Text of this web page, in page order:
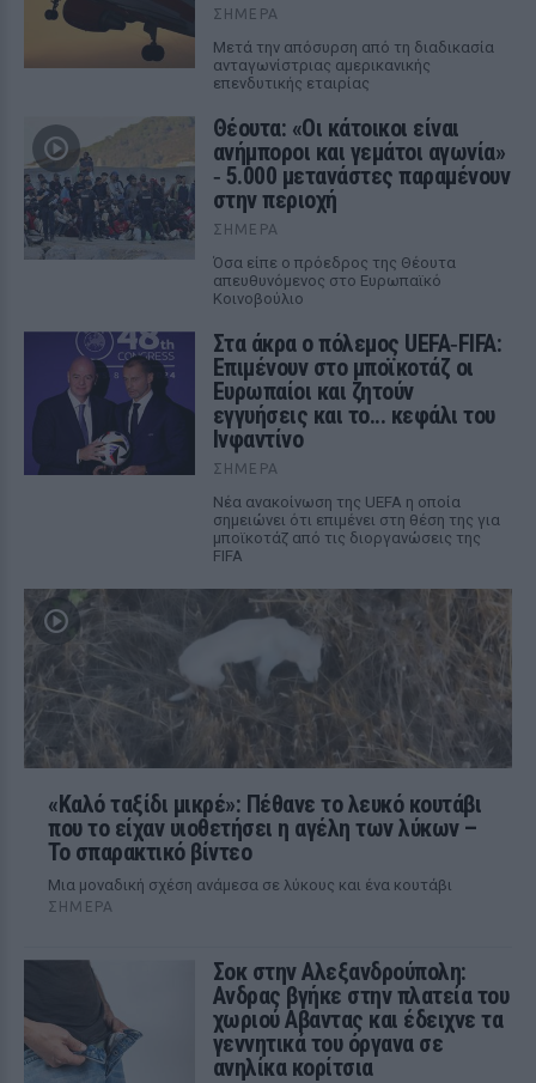
ΣΉΜΕΡΑ
Μετά την απόσυρση από τη διαδικασία
ανταγωνίστριας αμερικανικής
επενδυτικής εταιρίας
Θέουτα: «Οι κάτοικοι είναι
ανήμποροι και γεμάτοι αγωνία»
‑ 5.000 μετανάστες παραμένουν
στην περιοχή
ΣΉΜΕΡΑ
Όσα είπε ο πρόεδρος της Θέουτα
απευθυνόμενος στο Ευρωπαϊκό
Κοινοβούλιο
Στα άκρα ο πόλεμος UEFA‑FIFA:
Επιμένουν στο μποϊκοτάζ οι
Ευρωπαίοι και ζητούν
εγγυήσεις και το... κεφάλι του
Ινφαντίνο
ΣΉΜΕΡΑ
Νέα ανακοίνωση της UEFA η οποία
σημειώνει ότι επιμένει στη θέση της για
μποϊκοτάζ από τις διοργανώσεις της
FIFA
«Καλό ταξίδι μικρέ»: Πέθανε το λευκό κουτάβι
που το είχαν υιοθετήσει η αγέλη των λύκων –
Το σπαρακτικό βίντεο
Μια μοναδική σχέση ανάμεσα σε λύκους και ένα κουτάβι
ΣΉΜΕΡΑ
Σοκ στην Αλεξανδρούπολη:
Ανδρας βγήκε στην πλατεία του
χωριού Αβαντας και έδειχνε τα
γεννητικά του όργανα σε
ανηλίκα κορίτσια